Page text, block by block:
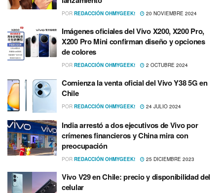
POR REDACCIÓN OHMYGEEK! 20 NOVIEMBRE 2024
Imágenes oficiales del Vivo X200, X200 Pro,
X200 Pro Mini confirman diseño y opciones
de colores
POR REDACCIÓN OHMYGEEK! 2 OCTUBRE 2024
Comienza la venta oficial del Vivo Y38 5G en
Chile
POR REDACCIÓN OHMYGEEK! 24 JULIO 2024
India arrestó a dos ejecutivos de Vivo por
crímenes financieros y China mira con
preocupación
POR REDACCIÓN OHMYGEEK! 25 DICIEMBRE 2023
Vivo V29 en Chile: precio y disponibilidad del
celular